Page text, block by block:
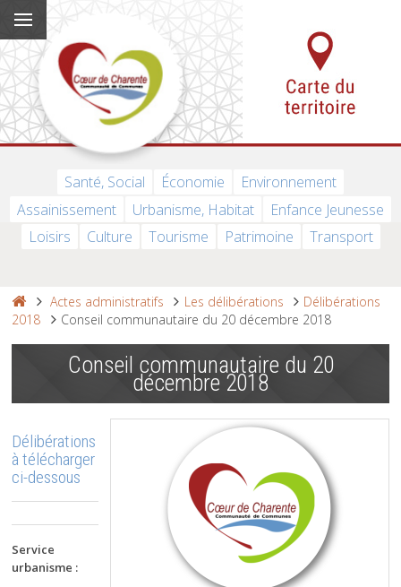
Santé, Social Économie
Environnement
Assainissement
Urbanisme, Habitat
Enfance Jeunesse
Loisirs
Culture Tourisme Patrimoine Transport
Actes administratifs Les délibérations
Délibérations
2018
Conseil communautaire du 20 décembre 2018
Conseil communautaire du 20
décembre 2018
Délibérations
à télécharger
ci-dessous
Service
urbanisme :